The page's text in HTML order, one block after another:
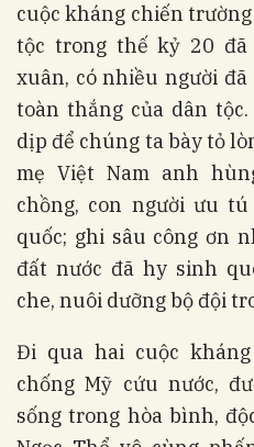
cuộc kháng chiến
tộc trong thế kỷ 20
xuân, có nhiều người
toàn thắng của dân
dịp để chúng ta bày tỏ
mẹ Việt Nam anh
chồng, con người ưu
quốc; ghi sâu công ơn
đất nước đã hy sinh
che, nuôi dưỡng bộ đội
Đi qua hai cuộc
chống Mỹ cứu nước,
sống trong hòa bình,